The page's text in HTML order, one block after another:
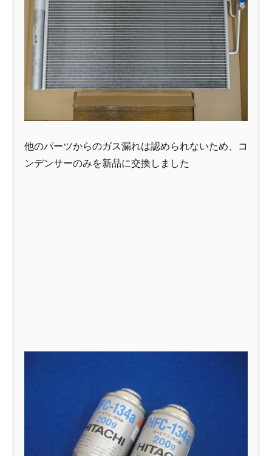
他のパーツからのガス漏れは認められないため、コ
ンデンサーのみを新品に交換しました